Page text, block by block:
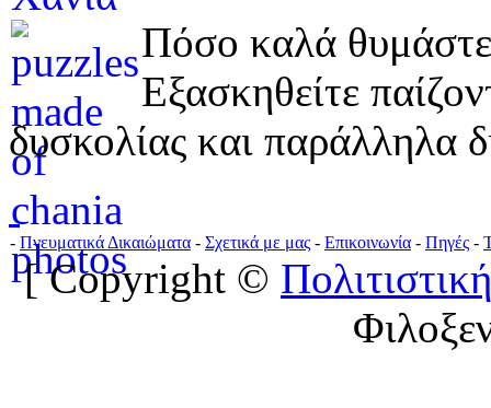
Πόσο καλά
Εξασκηθείτε
δυσκολίας και παράλληλα
- Πνευματικά Δικαιώματα - Σχετικά με μας - Επικοινωνία - Πηγές -
[ Copyright ©